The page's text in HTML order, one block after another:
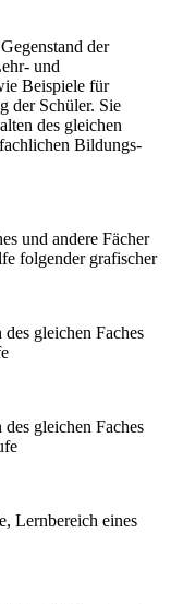
der
und
Beispiele für
der Schüler. Sie
des gleichen
Bildungs-
und andere Fächer
folgender grafischer
gleichen Faches
gleichen Faches
Lernbereich eines